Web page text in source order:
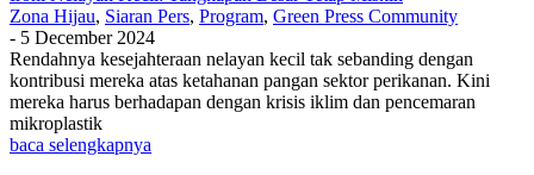
Zona Hijau, Siaran Pers, Program, Green Press Community
- 5 December 2024
Rendahnya kesejahteraan nelayan kecil tak sebanding dengan
kontribusi mereka atas ketahanan pangan sektor perikanan. Kini
mereka harus berhadapan dengan krisis iklim dan pencemaran
mikroplastik
baca selengkapnya